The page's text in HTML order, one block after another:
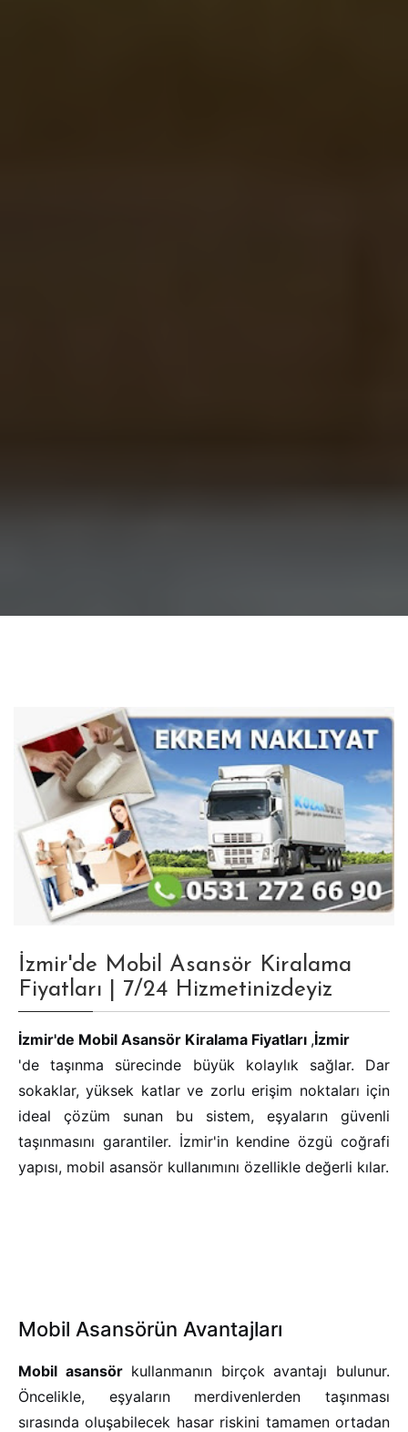
İzmir'de Mobil Asansör Kiralama
Fiyatları | 7/24 Hizmetinizdeyiz
İzmir'de Mobil Asansör Kiralama Fiyatları ,İzmir
'de taşınma sürecinde büyük kolaylık sağlar. Dar
sokaklar, yüksek katlar ve zorlu erişim noktaları için
ideal çözüm sunan bu sistem, eşyaların güvenli
taşınmasını garantiler. İzmir'in kendine özgü coğrafi
yapısı, mobil asansör kullanımını özellikle değerli kılar.
Mobil Asansörün Avantajları
Mobil asansörkullanmanın birçok avantajı bulunur.
Öncelikle, eşyaların merdivenlerden taşınması
sırasında oluşabilecek hasar riskini tamamen ortadan